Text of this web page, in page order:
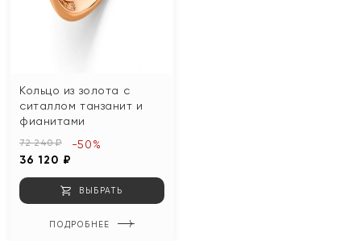
Кольцо из золота с
ситаллом танзанит и
фианитами
72 240 ₽
36 120 ₽
-50%
ВЫБРАТЬ
ПОДРОБНЕЕ